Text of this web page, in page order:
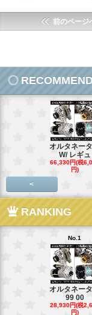
前のページ
RECOMMEND
オルタネー
W/ レギュ
66,330円(税
円)
<
RANKING
No.1
オルタネー
99 00
28,930円(税
円)